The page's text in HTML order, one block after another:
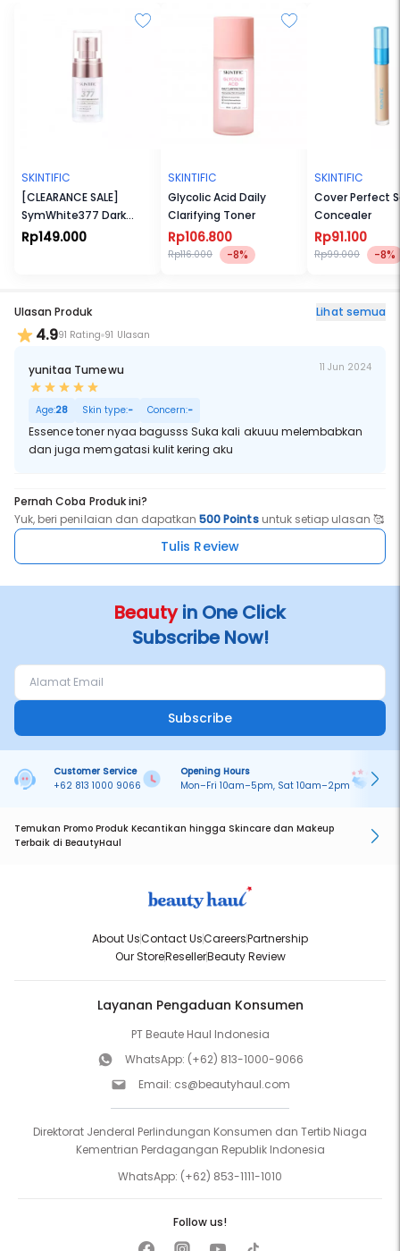
● Tekstur yang sangat ringan dan cepat menyerap kedalam kulit
tanpa membuat kulit terasa lengket atau berminyak
SKINTIFIC
[CLEARANCE SALE]
SymWhite377 Dark
Spot Eraser Serum
Rp149.000
SKINTIFIC
Glycolic Acid Daily
Clarifying Toner
Rp106.800
Rp116.000 -8%
SKINTIFIC
Cover Perfect
Concealer
Rp91.100
Rp99.000 -8%
Ulasan Produk Lihat semua
4.991 Rating 91 Ulasan
yunitaa Tumewu 11 Jun 2024
Age:28 Skin type:- Concern:-
Essence toner nyaa bagusss Suka kali akuuu melembabkan
dan juga memgatasi kulit kering aku
Pernah Coba Produk ini?
Yuk, beri penilaian dan dapatkan500 Pointsuntuk setiap ulasan 🥰
Tulis Review
Beautyin One Click
Subscribe Now!
Subscribe
Customer Service
+62 813 1000 9066
Opening Hours
Mon–Fri 10am–5pm, Sat 10am–2pm
Temukan Promo Produk Kecantikan hingga Skincare dan Makeup
Terbaik di BeautyHaul
About UsContact UsCareersPartnership
Our StoreResellerBeauty Review
Layanan Pengaduan Konsumen
PT Beaute Haul Indonesia
WhatsApp: (+62) 813-1000-9066
Email: cs@beautyhaul.com
Direktorat Jenderal Perlindungan Konsumen dan Tertib Niaga
Kementrian Perdagangan Republik Indonesia
WhatsApp: (+62) 853-1111-1010
Follow us!